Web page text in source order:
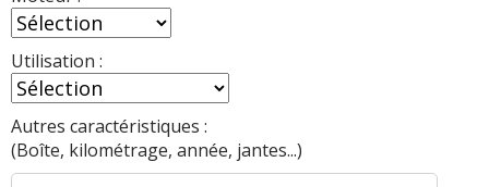
Utilisation :
Autres caractéristiques :
(Boîte, kilométrage, année, jantes...)